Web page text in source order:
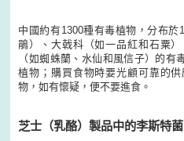
中國約有1300種有毒植物，分布
鵑）、大戟科（如一品紅和石粟
（如蜘蛛蘭、水仙和風信子）的
植物；購買食物時要光顧可靠的
物，如有懷疑，便不要進食。
芝士（乳酪）製品中的李斯特菌